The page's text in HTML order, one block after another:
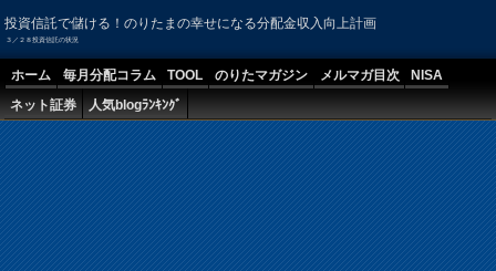
投資信託で儲ける！のりたまの幸せになる分配金収入向上計画
３／２８投資信託の状況
ホーム 毎月分配コラム TOOL のりたマガジン メルマガ目次
NISA
ネット証券
人気blogﾗﾝｷﾝｸﾞ